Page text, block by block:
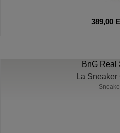
389,00
BnG Real
La